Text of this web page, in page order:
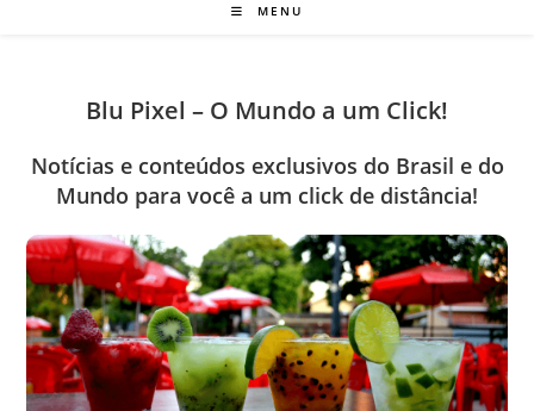
MENU
Blu Pixel – O Mundo a um Click!
Notícias e conteúdos exclusivos do Brasil e do
Mundo para você a um click de distância!